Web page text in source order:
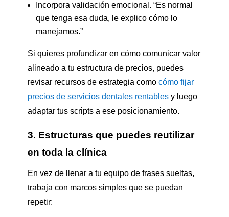
Incorpora validación emocional. “Es normal
que tenga esa duda, le explico cómo lo
manejamos.”
Si quieres profundizar en cómo comunicar valor
alineado a tu estructura de precios, puedes
revisar recursos de estrategia como cómo fijar
precios de servicios dentales rentablesy luego
adaptar tus scripts a ese posicionamiento.
3. Estructuras que puedes reutilizar
en toda la clínica
En vez de llenar a tu equipo de frases sueltas,
trabaja con marcos simples que se puedan
repetir: